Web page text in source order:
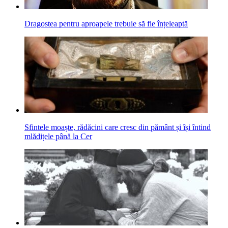
Dragostea pentru aproapele trebuie să fie înțeleaptă
Sfintele moaște, rădăcini care cresc din pământ și își întind
mlădițele până la Cer